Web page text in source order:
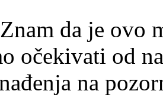
Znam da je ovo
očekivati od
na